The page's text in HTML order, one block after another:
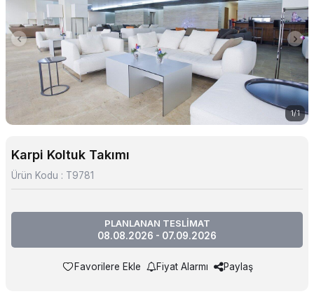
1/1
Karpi Koltuk Takımı
Ürün Kodu : T9781
PLANLANAN TESLİMAT
08.08.2026 - 07.09.2026
Favorilere Ekle Fiyat Alarmı Paylaş